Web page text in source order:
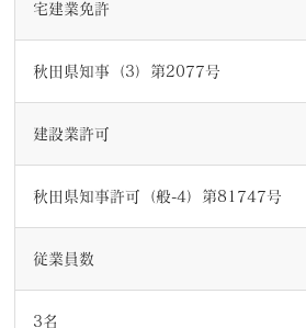
宅建業免許
秋田県知事（3）第2077号
建設業許可
秋田県知事許可（般-4）第81747号
従業員数
3名